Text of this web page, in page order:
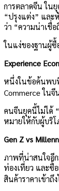
การตลาดจีน ใน
“ปรุงแต่ง” และ
ว่า “ความน่าเชื่
ในแง่ของฐานผู้
Experience
หนึ่งในข้อค้นพบ
Commerce ในจี
คนจีนยุคนี้ไม่ได้
หมายให้กับผู้บริ
Gen Z vs
ภาพที่น่าสนใจอีก
ท่องเที่ยว และซื้
สินค้าราคาเข้า